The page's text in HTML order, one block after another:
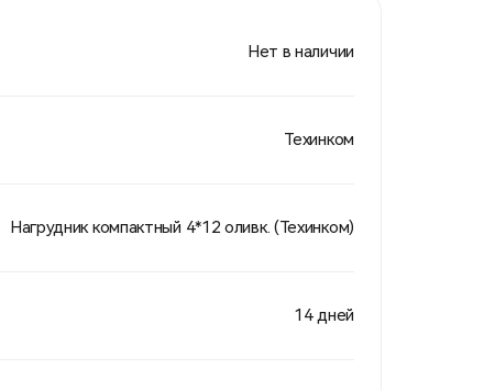
Нет в наличии
Техинком
Нагрудник компактный 4*12 оливк. (Техинком)
14 дней